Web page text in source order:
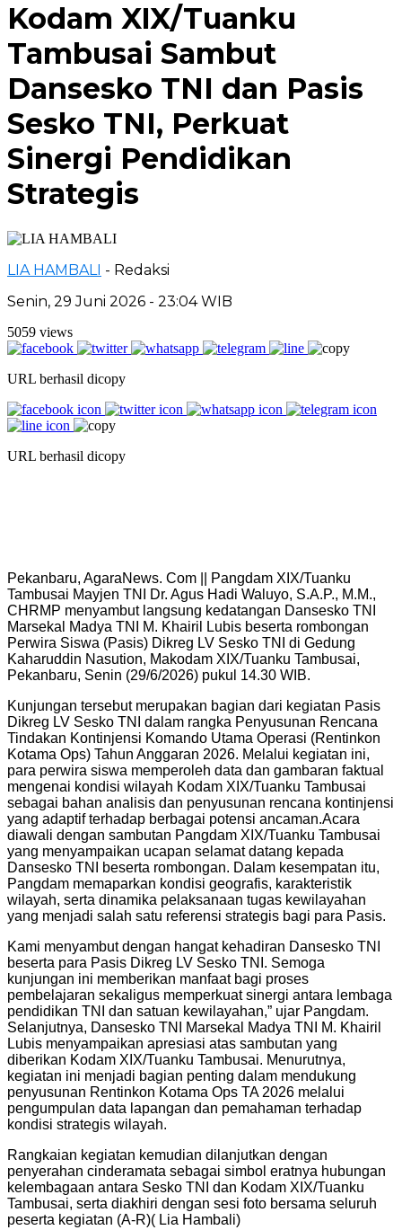
Kodam XIX/Tuanku
Tambusai Sambut
Dansesko TNI dan Pasis
Sesko TNI, Perkuat
Sinergi Pendidikan
Strategis
LIA HAMBALI - Redaksi
Senin, 29 Juni 2026 - 23:04 WIB
5059 views
URL berhasil dicopy
URL berhasil dicopy
Pekanbaru, AgaraNews. Com || Pangdam XIX/Tuanku
Tambusai Mayjen TNI Dr. Agus Hadi Waluyo, S.A.P., M.M.,
CHRMP menyambut langsung kedatangan Dansesko TNI
Marsekal Madya TNI M. Khairil Lubis beserta rombongan
Perwira Siswa (Pasis) Dikreg LV Sesko TNI di Gedung
Kaharuddin Nasution, Makodam XIX/Tuanku Tambusai,
Pekanbaru, Senin (29/6/2026) pukul 14.30 WIB.
Kunjungan tersebut merupakan bagian dari kegiatan Pasis
Dikreg LV Sesko TNI dalam rangka Penyusunan Rencana
Tindakan Kontinjensi Komando Utama Operasi (Rentinkon
Kotama Ops) Tahun Anggaran 2026. Melalui kegiatan ini,
para perwira siswa memperoleh data dan gambaran faktual
mengenai kondisi wilayah Kodam XIX/Tuanku Tambusai
sebagai bahan analisis dan penyusunan rencana kontinjensi
yang adaptif terhadap berbagai potensi ancaman.Acara
diawali dengan sambutan Pangdam XIX/Tuanku Tambusai
yang menyampaikan ucapan selamat datang kepada
Dansesko TNI beserta rombongan. Dalam kesempatan itu,
Pangdam memaparkan kondisi geografis, karakteristik
wilayah, serta dinamika pelaksanaan tugas kewilayahan
yang menjadi salah satu referensi strategis bagi para Pasis.
Kami menyambut dengan hangat kehadiran Dansesko TNI
beserta para Pasis Dikreg LV Sesko TNI. Semoga
kunjungan ini memberikan manfaat bagi proses
pembelajaran sekaligus memperkuat sinergi antara lembaga
pendidikan TNI dan satuan kewilayahan,” ujar Pangdam.
Selanjutnya, Dansesko TNI Marsekal Madya TNI M. Khairil
Lubis menyampaikan apresiasi atas sambutan yang
diberikan Kodam XIX/Tuanku Tambusai. Menurutnya,
kegiatan ini menjadi bagian penting dalam mendukung
penyusunan Rentinkon Kotama Ops TA 2026 melalui
pengumpulan data lapangan dan pemahaman terhadap
kondisi strategis wilayah.
Rangkaian kegiatan kemudian dilanjutkan dengan
penyerahan cinderamata sebagai simbol eratnya hubungan
kelembagaan antara Sesko TNI dan Kodam XIX/Tuanku
Tambusai, serta diakhiri dengan sesi foto bersama seluruh
peserta kegiatan (A-R)( Lia Hambali)